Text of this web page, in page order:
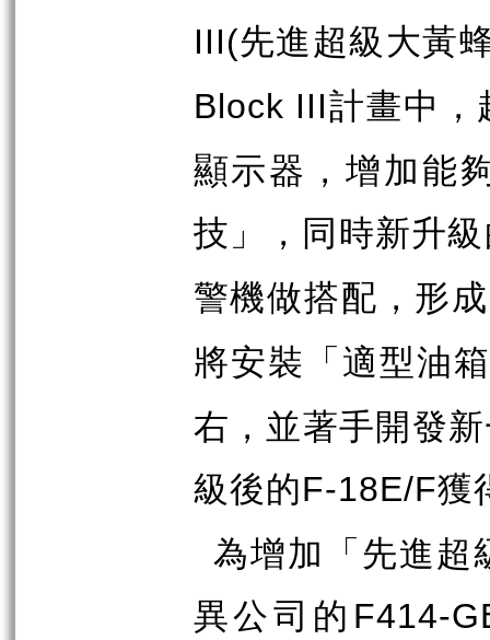
III(先進超級大黃
Block III計畫中，
顯示器，增加能
技」，同時新升
警機做搭配，形
將安裝「適型油
右，並著手開發
級後的F-18E/F獲
為增加「先進超
異公司的 F414-